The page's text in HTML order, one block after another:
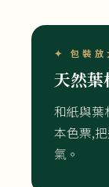
✦ 包裝放
天然葉
和紙與葉
本色票,
氣。